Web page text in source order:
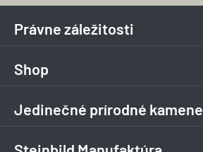
Právne záležitosti
Shop
Jedinečné prírodné kamene